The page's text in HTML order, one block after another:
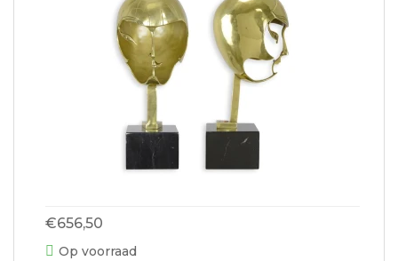
€656,50
Op voorraad